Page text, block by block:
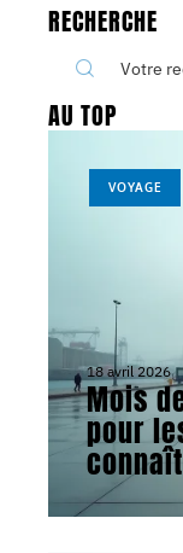
RECHERCHE
AU TOP
VOYAGE
18 avril 2026
Mois
pour